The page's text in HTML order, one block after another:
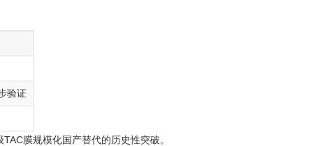
验证
膜规模化国产替代的历史性突破。